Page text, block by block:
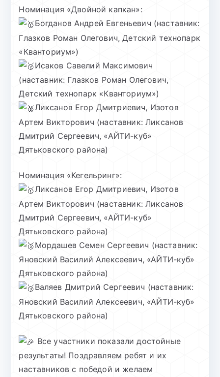
Номинация «Двойной капкан»:
Богданов Андрей Евгеньевич (наставник:
Глазков Роман Олегович, Детский технопарк
«Кванториум»)
Исаков Савелий Максимович
(наставник: Глазков Роман Олегович,
Детский технопарк «Кванториум»)
Ликсанов Егор Дмитриевич, Изотов
Артем Викторович (наставник: Ликсанов
Дмитрий Сергеевич, «АЙТИ-куб»
Дятьковского района)
Номинация «Кегельринг»:
Ликсанов Егор Дмитриевич, Изотов
Артем Викторович (наставник: Ликсанов
Дмитрий Сергеевич, «АЙТИ-куб»
Дятьковского района)
Мордашев Семен Сергеевич (наставник:
Яновский Василий Алексеевич, «АЙТИ-куб»
Дятьковского района)
Валяев Дмитрий Сергеевич (наставник:
Яновский Василий Алексеевич, «АЙТИ-куб»
Дятьковского района)
Все участники показали достойные
результаты! Поздравляем ребят и их
наставников с победой и желаем